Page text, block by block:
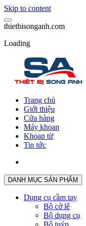
Skip to content
thietbisonganh.com
Loading
Trang chủ
Giới thiệu
Cửa hàng
Máy khoan
Khoan từ
Tin tức
DANH MỤC SẢN PHẨM
Dụng cụ cầm tay
Bộ cờ lê
Bộ dụng cụ
Bộ tuýp